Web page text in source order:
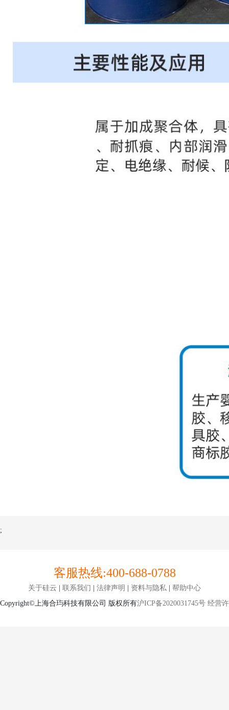
;
客服热线:400-688-0788
关于硅云 | 联系我们 | 法律声明 | 资料与隐私 | 帮助中心
Copyright©上海合玙科技有限公司 版权所有沪ICP备2020031745号 经营